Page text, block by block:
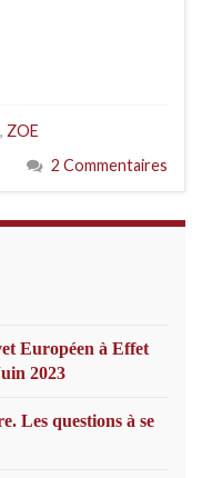
, ZOE
2 Commentaires
Européen à Effet
2023
Les questions à se